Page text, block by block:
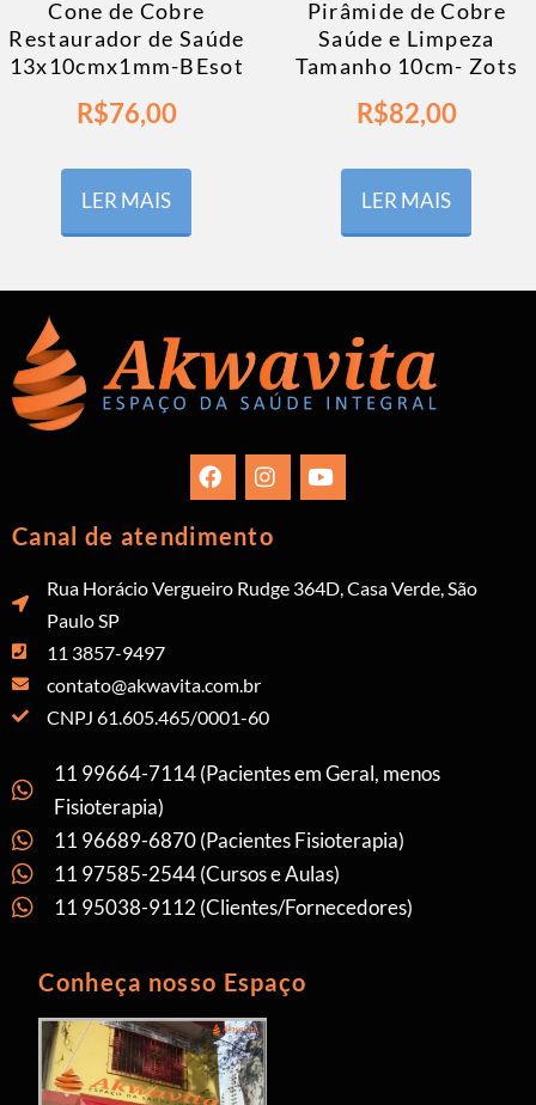
Cone de Cobre
Restaurador de Saúde
13x10cmx1mm-BEsot
R$76,00
LER MAIS
Pirâmide de Cobre
Saúde e Limpeza
Tamanho 10cm- Zots
R$82,00
LER MAIS
Canal de atendimento
Rua Horácio Vergueiro Rudge 364D, Casa Verde, São
Paulo SP
11 3857-9497
contato@akwavita.com.br
CNPJ 61.605.465/0001-60
11 99664-7114 (Pacientes em Geral, menos
Fisioterapia)
11 96689-6870 (Pacientes Fisioterapia)
11 97585-2544 (Cursos e Aulas)
11 95038-9112 (Clientes/Fornecedores)
Conheça nosso Espaço